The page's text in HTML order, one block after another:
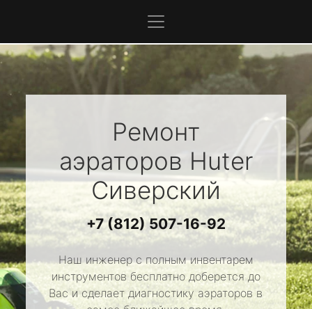
Ремонт
аэраторов Huter
Сиверский
+7 (812) 507-16-92
Наш инженер с полным инвентарем
инструментов бесплатно доберется до
Вас и сделает диагностику аэраторов в